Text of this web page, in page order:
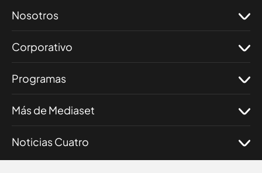
Nosotros
Corporativo
Programas
Más de Mediaset
Noticias Cuatro